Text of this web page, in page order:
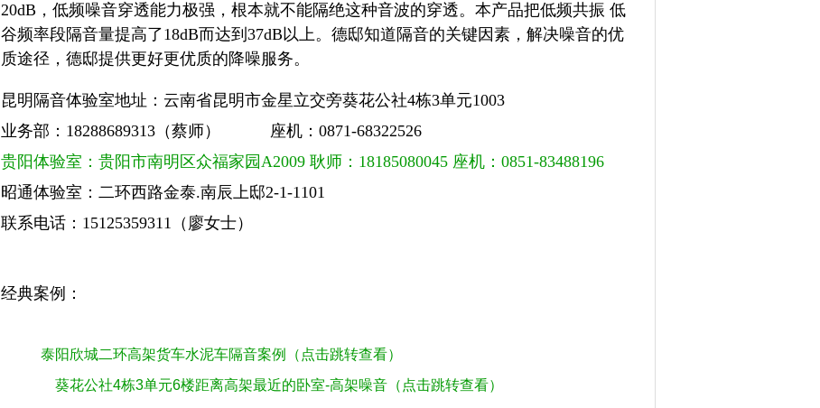
20dB，低频噪音穿透能力极强，根本就不能隔绝这种音波的穿透。本产品把低频共振 低
谷频率段隔音量提高了18dB而达到37dB以上。德邸知道隔音的关键因素，解决噪音的优
质途径，德邸提供更好更优质的降噪服务。
昆明隔音体验室地址：云南省昆明市金星立交旁葵花公社4栋3单元1003
业务部：18288689313（蔡师） 座机：0871-68322526
贵阳体验室：贵阳市南明区众福家园A2009 耿师：18185080045 座机：0851-83488196
昭通体验室：二环西路金泰.南辰上邸2-1-1101
联系电话：15125359311（廖女士）
经典案例：
泰阳欣城二环高架货车水泥车隔音案例
（点击跳转查看）
葵花公社4栋3单元6楼距离高架最近的卧室-高架噪音（点击跳转查看）